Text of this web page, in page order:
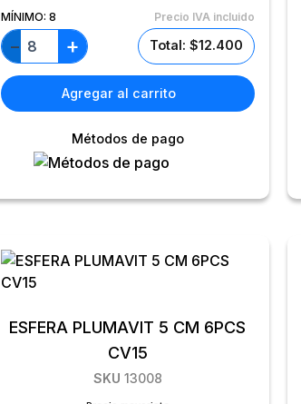
MÍNIMO: 8 Precio IVA incluido
− + Total: $12.400
Agregar al carrito
Métodos de pago
ESFERA PLUMAVIT 5 CM 6PCS
CV15
SKU 13008